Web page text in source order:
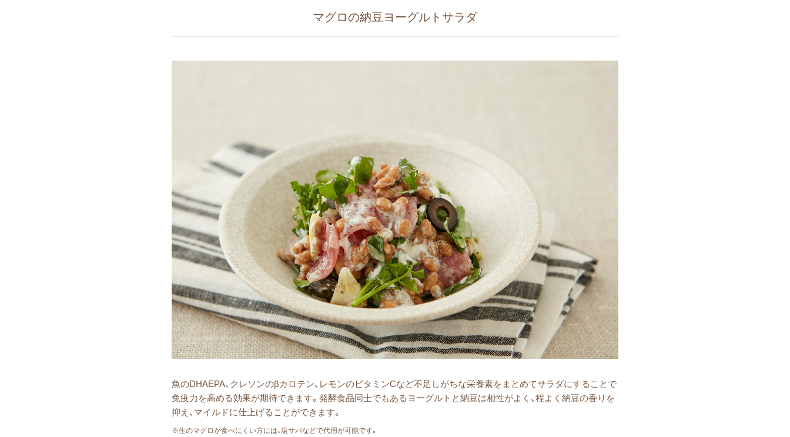
マグロの納豆ヨーグルトサラダ
⿂のDHAEPA、クレソンのβカロテン、レモンのビタミンCなど不⾜しがちな栄養素をまとめてサラダにすることで
免疫⼒を⾼める効果が期待できます。発酵⾷品同⼠でもあるヨーグルトと納⾖は相性がよく、程よく納⾖の⾹りを
抑え、マイルドに仕上げることができます。
※⽣のマグロが⾷べにくい方には、塩サバなどで代⽤が可能です。